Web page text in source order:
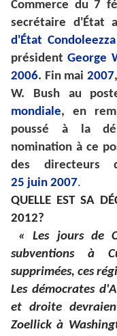
Commerce du 7
secrétaire d'État
d'État
président George
2006. Fin mai 2007
W. Bush au
mondiale, en
poussé à la
nomination à ce
des directeurs
25 juin 2007.
QUELLE EST SA
2012?
« Les jours de
subventions à
supprimées, ces
Les démocrates
et droite
Zoellick à